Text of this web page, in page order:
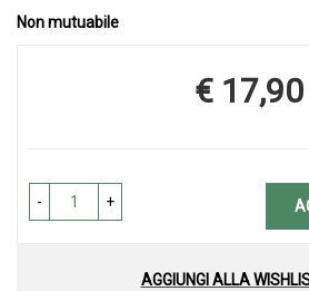
Non mutuabile
Prezzo
€ 17,90
- +
AGGIUNGI ALLA